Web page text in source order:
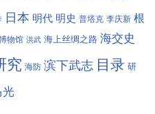
日本 明代 明史 普塔克 李庆新 根
物馆 洪武 海上丝绸之路 海交史
究 海防 滨下武志 目录 研
光